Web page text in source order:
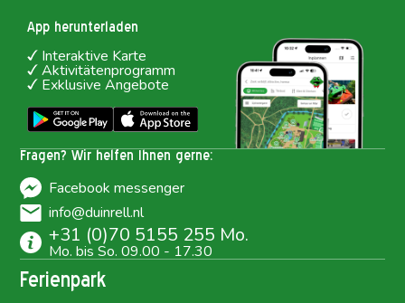
Fragen? Wir helfen Ihnen gerne:
Facebook messenger
info@duinrell.nl
+31 (0)70 5155 255 Mo.
Mo. bis So. 09.00 - 17.30
App herunterladen
Interaktive Karte
Aktivitätenprogramm
Exklusive Angebote
Ferienpark